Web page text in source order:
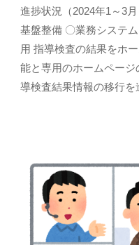
進捗状況（2024年1～3
基盤整備 〇業務システ
用 指導検査の結果をホ
能と専用のホームペー
導検査結果情報の移行を